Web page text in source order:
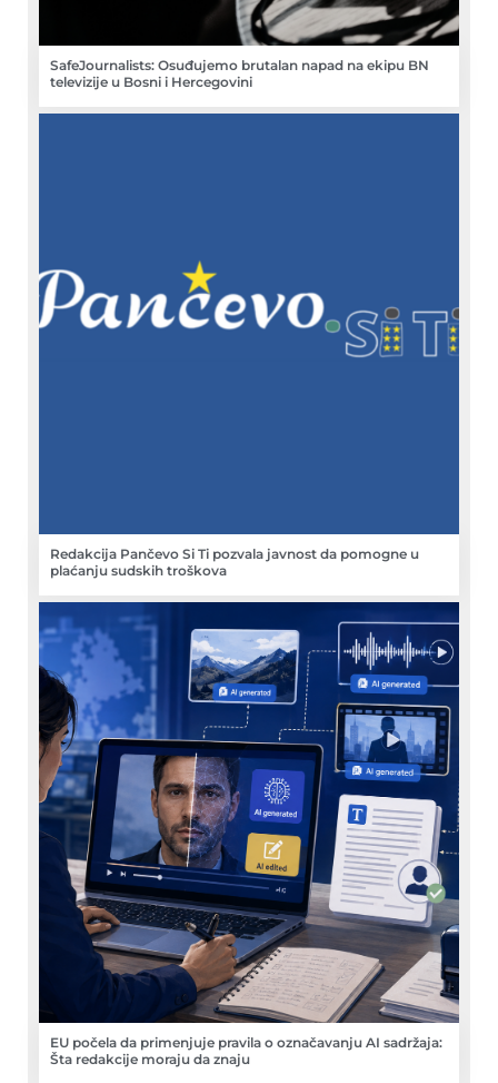
SafeJournalists: Osuđujemo brutalan napad na ekipu BN
televizije u Bosni i Hercegovini
Redakcija Pančevo Si Ti pozvala javnost da pomogne u
plaćanju sudskih troškova
EU počela da primenjuje pravila o označavanju AI sadržaja:
Šta redakcije moraju da znaju